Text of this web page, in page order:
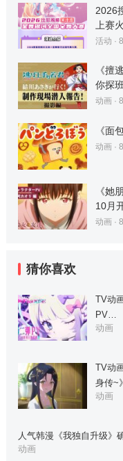
2026
上赛
活动 ·
《擅
你探
动画·
《面
动画·
《她
10月
动画·
猜你喜欢
TV动
PV…
动画
TV动
身传~
动画
人气韩漫《我独自升级》
动画